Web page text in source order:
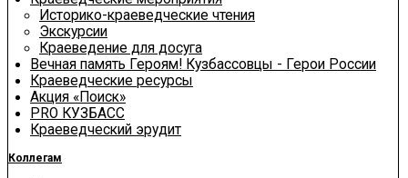
Историко-краеведческие чтения
Экскурсии
Краеведение для досуга
Вечная память Героям! Кузбассовцы - Герои России
Краеведческие ресурсы
Акция «Поиск»
PRO КУЗБАСС
Краеведческий эрудит
Коллегам